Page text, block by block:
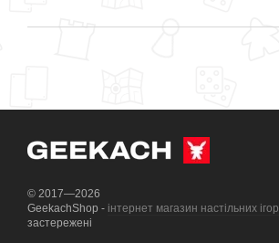
© 2017—2026
GeekachShop - інтернет магазин настільних ігор
застережені